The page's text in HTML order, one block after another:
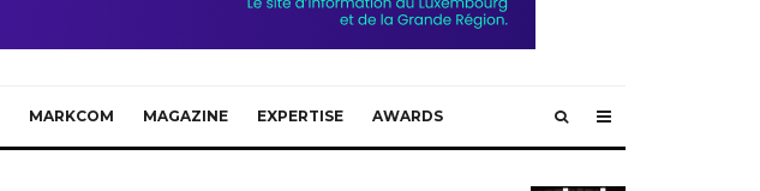
MARKCOM MAGAZINE EXPERTISE AWARDS